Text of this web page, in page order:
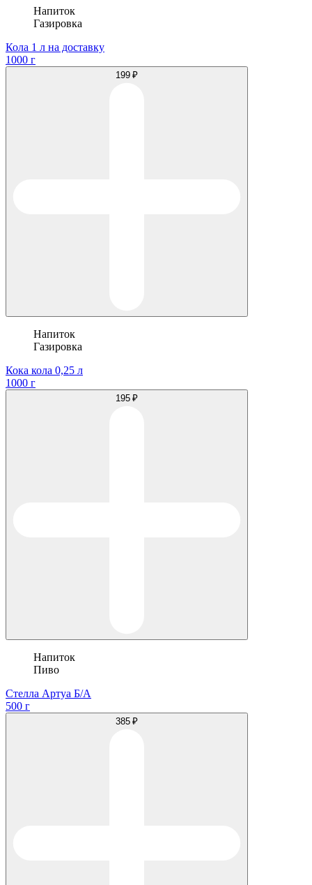
Напиток
Газировка
Кола 1 л на доставку
1000 г
199 ₽
Напиток
Газировка
Кока кола 0,25 л
1000 г
195 ₽
Напиток
Пиво
Стелла Артуа Б/А
500 г
385 ₽